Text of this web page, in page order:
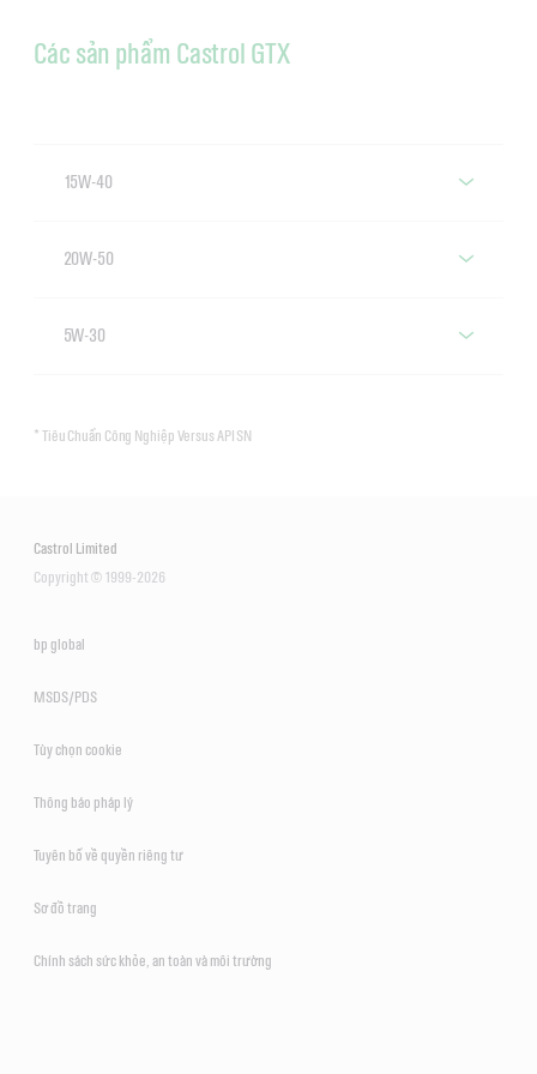
Các sản phẩm Castrol GTX
15W-40
20W-50
5W-30
* Tiêu Chuẩn Công Nghiệp Versus API SN
Castrol Limited
Copyright © 1999-2026
bp global
MSDS/PDS
Tùy chọn cookie
Thông báo pháp lý
Tuyên bố về quyền riêng tư
Sơ đồ trang
Chính sách sức khỏe, an toàn và môi trường